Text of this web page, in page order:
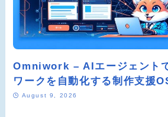
Omniwork – AIエージェント
ワークを自動化する制作支援
August 9, 2026